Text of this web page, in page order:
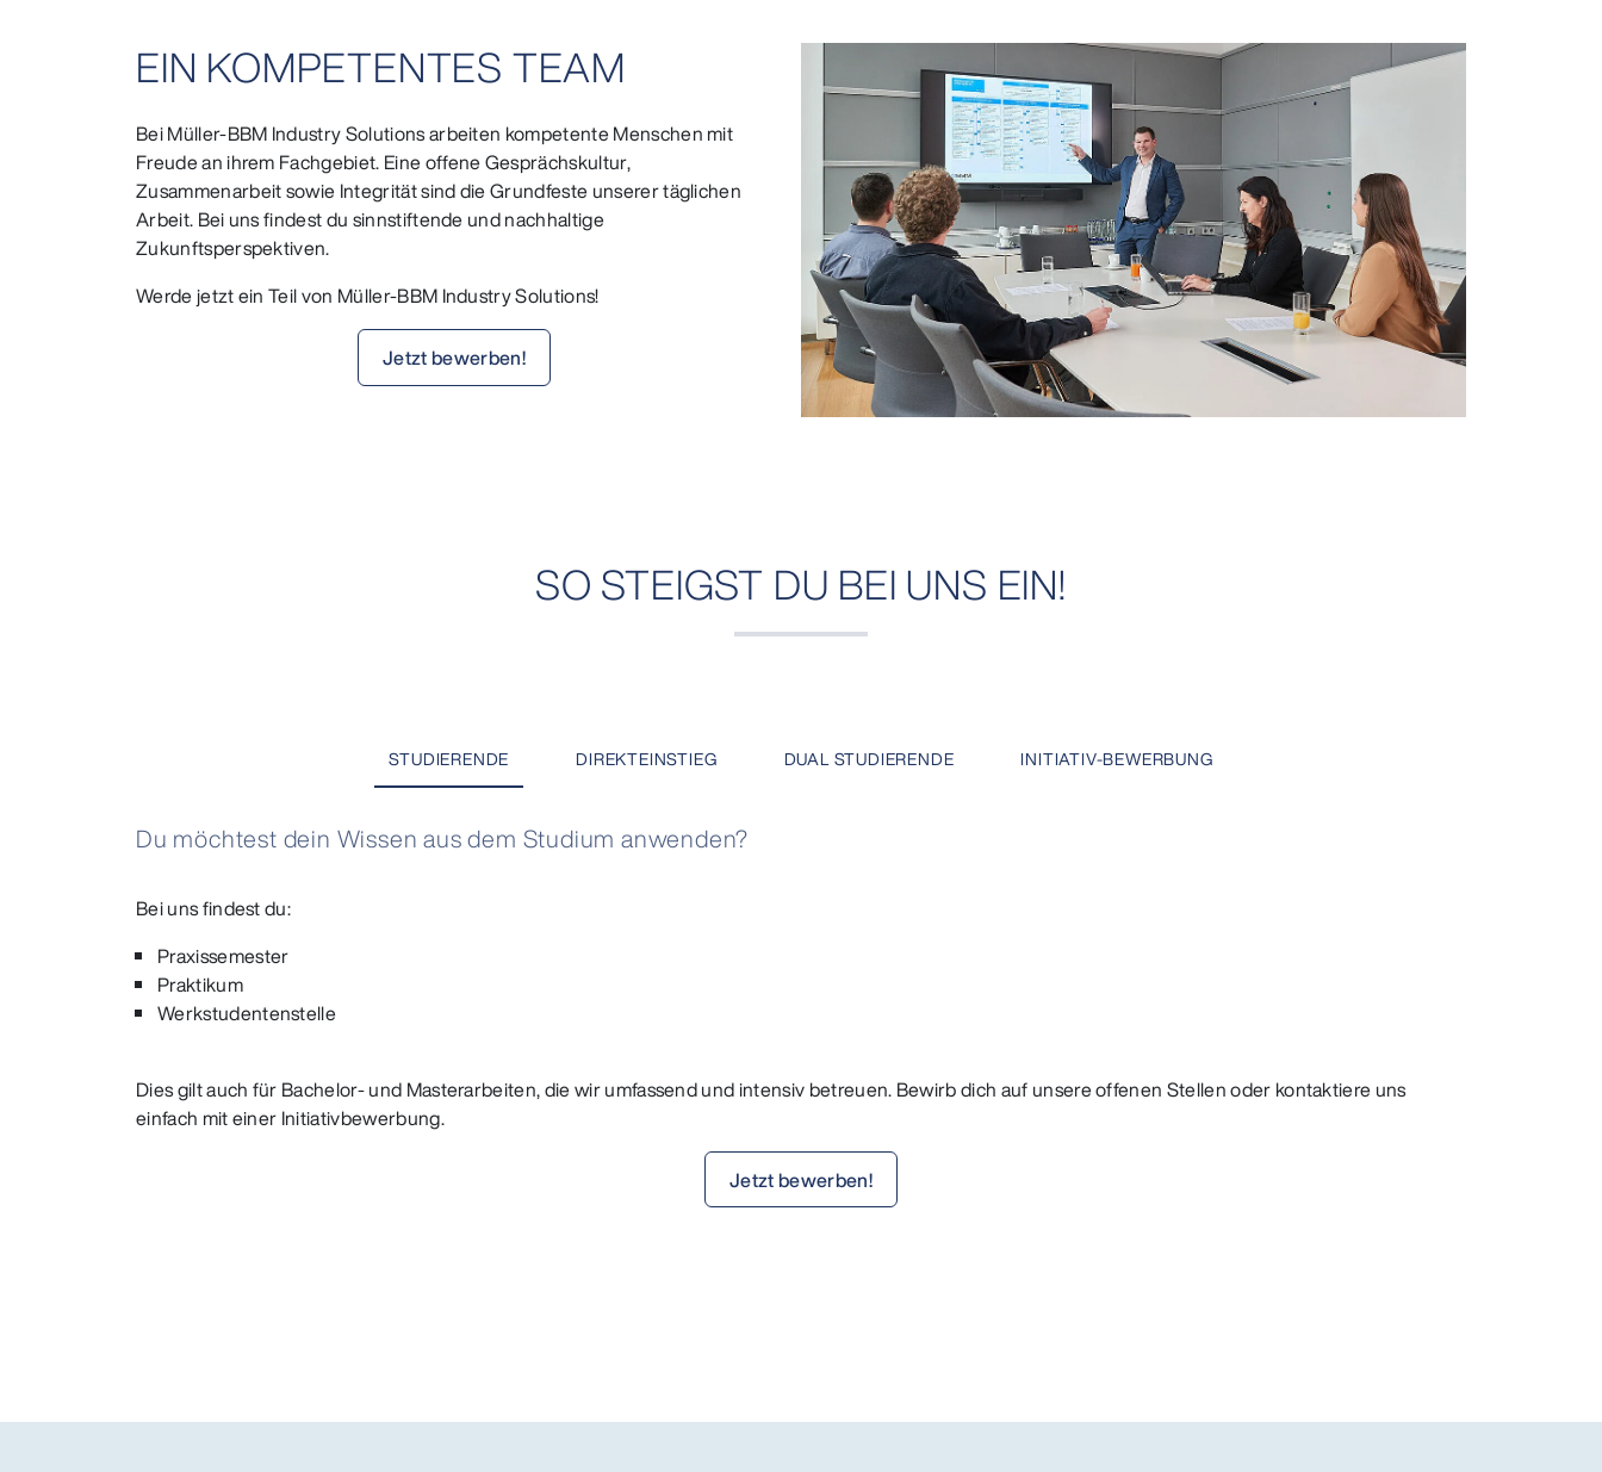
EIN KOMPETENTES TEAM
Bei Müller-BBM Industry Solutions arbeiten kompetente Menschen mit
Freude an ihrem Fachgebiet. Eine offene Gesprächskultur,
Zusammenarbeit sowie Integrität sind die Grundfeste unserer täglichen
Arbeit. Bei uns findest du sinnstiftende und nachhaltige
Zukunftsperspektiven.
Werde jetzt ein Teil von Müller-BBM Industry Solutions!
Jetzt bewerben!
SO STEIGST DU BEI UNS EIN!
STUDIERENDE DIREKTEINSTIEG DUAL STUDIERENDE INITIATIV-BEWERBUNG
Du möchtest dein Wissen aus dem Studium anwenden?
Bei uns findest du:
Praxissemester
Praktikum
Werkstudentenstelle
Dies gilt auch für Bachelor- und Masterarbeiten, die wir umfassend und intensiv betreuen. Bewirb dich auf unsere offenen Stellen oder kontaktiere uns
einfach mit einer Initiativbewerbung.
Jetzt bewerben!